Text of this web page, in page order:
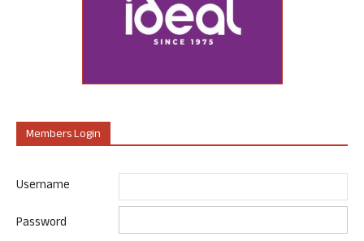
Members Login
Username
Password